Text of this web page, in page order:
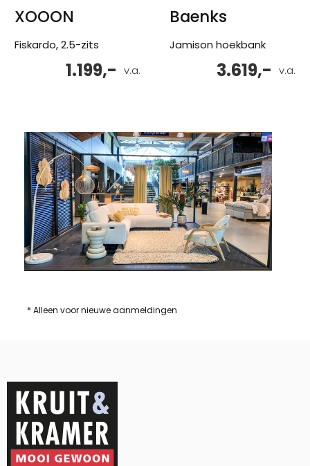
XOOON
Fiskardo, 2.5-zits
v.a.
1.199,-
Baenks
Jamison hoekbank
v.a.
3.619,-
* Alleen voor nieuwe aanmeldingen